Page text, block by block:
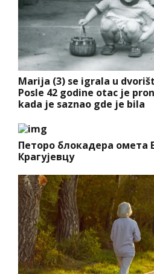
Marija (3) se igrala u
Posle 42 godine otac je
kada je saznao gde je bila
Петоро блокадера омета
Крагујевцу